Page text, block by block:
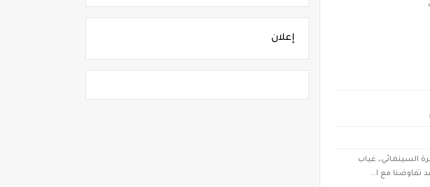
السينمائي، غياب
تفاوضنا مع ا...
إعلان